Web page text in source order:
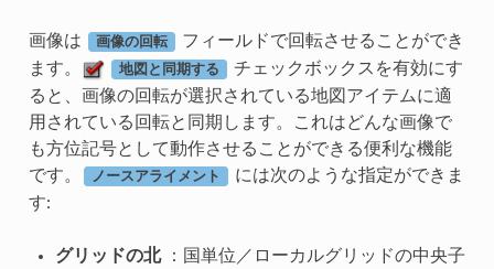
画像は 画像の回転
フィールドで回転させることができ
ます。
地図と同期する
チェックボックスを有効にす
ると、画像の回転が選択されている地図アイテムに適
用されている回転と同期します。これはどんな画像で
も方位記号として動作させることができる便利な機能
です。
ノースアライメント
には次のような指定ができま
す:
グリッドの北：国単位／ローカルグリッドの中央子